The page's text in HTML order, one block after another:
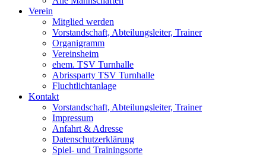
Verein
Mitglied werden
Vorstandschaft, Abteilungsleiter, Trainer
Organigramm
Vereinsheim
ehem. TSV Turnhalle
Abrissparty TSV Turnhalle
Fluchtlichtanlage
Kontakt
Vorstandschaft, Abteilungsleiter, Trainer
Impressum
Anfahrt & Adresse
Datenschutzerklärung
Spiel- und Trainingsorte